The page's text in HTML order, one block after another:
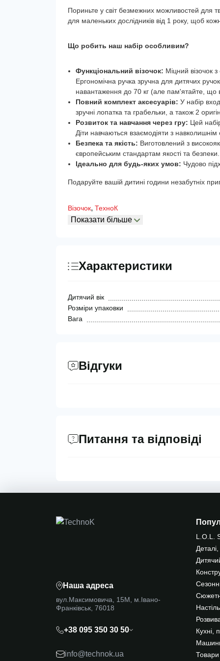
Пориньте у світ безмежних можливостей для
для маленьких дослідників від 1 року, щоб
Що робить наш набір особливим?
Функціональний візочок: Міцний візочок
Ергономічна ручка зручна для дитячих
навантаження до 70 кг (але пам'ятайте, що
Повний комплект аксесуарів: У набір
зручні лопатка та грабельки, а також 2
Розвиток та навчання через гру: Цей
Діти навчаються взаємодіяти з
Безпека та якість: Виготовлений з
європейським стандартам якості та безпеки.
Ідеально для будь-яких умов: Чудово
Подаруйте вашій дитині години незабутніх
Візочок, ТехноК
Показати більше
Характеристики
Дитячий вік
Розміри упаковки
Вага
Відгуки
Питання та відповіді
Наша адреса
вул.Максимовича, 15М, м.Івано-
Франківськ, 76018
+38 095 350 30 50
info@technok.ua
L.O.L.
Кухні,